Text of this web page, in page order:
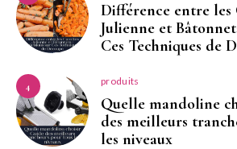
Différence entre les
Julienne et
Ces Techniques de
4 produits
Quelle mandoline
des meilleurs
les niveaux